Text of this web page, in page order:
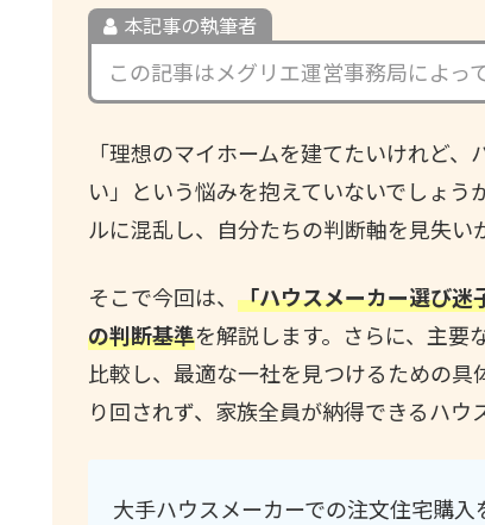
本記事の執筆者
この記事はメグリエ運営事務局によっ
「理想のマイホームを建てたいけれど
い」という悩みを抱えていないでしょ
ルに混乱し、自分たちの判断軸を見失い
そこで今回は、 「ハウスメーカー選び迷
の判断基準を解説します。さらに、主要
比較し、最適な一社を見つけるための
り回されず、家族全員が納得できるハウ
大手ハウスメーカーでの注文住宅購